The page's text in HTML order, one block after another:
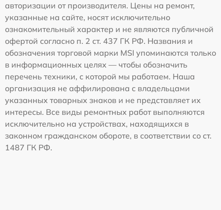
авторизации от производителя. Цены на ремонт,
указанные на сайте, носят исключительно
ознакомительный характер и не являются публичной
офертой согласно п. 2 ст. 437 ГК РФ. Названия и
обозначения торговой марки MSI упоминаются только
в информационных целях — чтобы обозначить
перечень техники, с которой мы работаем. Наша
организация не аффилирована с владельцами
указанных товарных знаков и не представляет их
интересы. Все виды ремонтных работ выполняются
исключительно на устройствах, находящихся в
законном гражданском обороте, в соответствии со ст.
1487 ГК РФ.